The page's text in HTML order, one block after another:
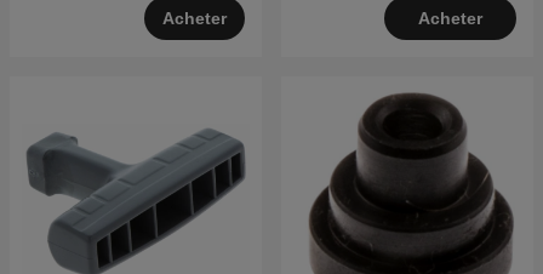
Acheter Acheter